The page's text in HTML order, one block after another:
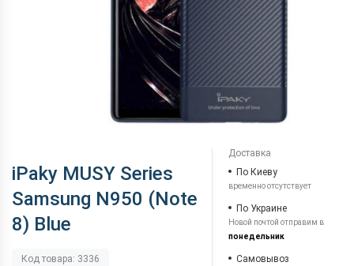
iPaky MUSY Series
Samsung N950 (Note
8) Blue
Код товара: 3336
Доставка
По Киеву
временно отсутствует
По Украине
Новой почтой отправим в
понедельник
Самовывоз